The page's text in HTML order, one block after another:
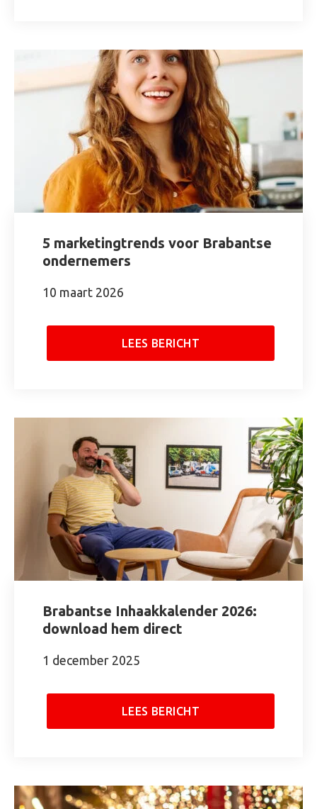
5 marketingtrends voor Brabantse
ondernemers
10 maart 2026
LEES BERICHT
Brabantse Inhaakkalender 2026:
download hem direct
1 december 2025
LEES BERICHT